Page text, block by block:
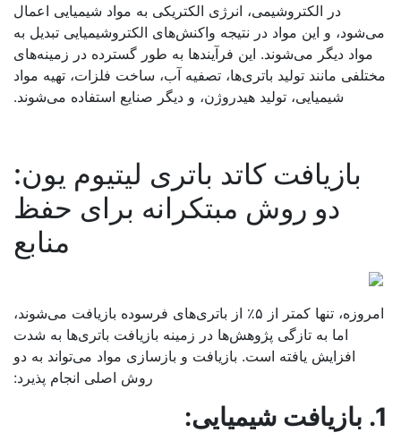
در الکتروشیمی، انرژی الکتریکی به مواد شیمیایی اعمال
و این مواد در نتیجه واکنش‌های الکتروشیمیایی تبدیل به
مواد دیگر می‌شوند. این فرآیندها به طور گسترده در زمینه‌های
مانند تولید باتری‌ها، تصفیه آب، ساخت فلزات، تهیه مواد
شیمیایی، تولید هیدروژن، و دیگر صنایع استفاده می‌شوند.
بازیافت کاتد باتری لیتیوم یون:
دو روش مبتکرانه برای حفظ
منابع
امروزه، تنها کمتر از ۵٪ از باتری‌های فرسوده بازیافت می‌شوند،
اما به تازگی پژوهش‌ها در زمینه بازیافت باتری‌ها به شدت
افزایش یافته است. بازیافت و بازسازی مواد می‌تواند به دو
روش اصلی انجام پذیرد: